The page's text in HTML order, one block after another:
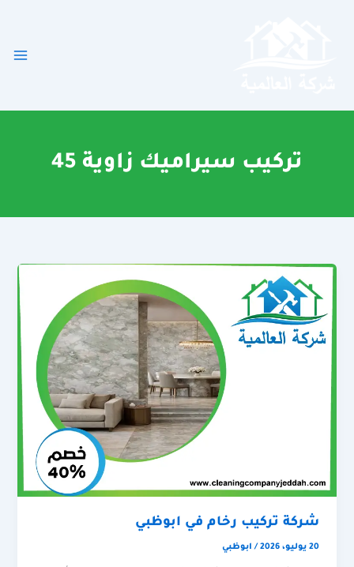
تركيب سيراميك زاوية 45
شركة تركيب رخام في ابوظبي
20 يوليو، 2026 / ابوظبي